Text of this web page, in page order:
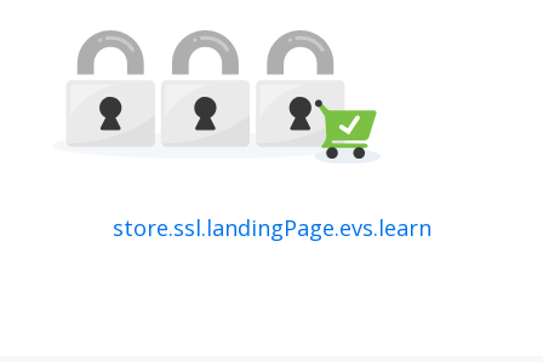
store.ssl.landingPage.evs.learn